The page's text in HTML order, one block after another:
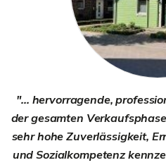
"... hervorragende,
der gesamten
sehr hohe Zuverlässigkeit,
und Sozialkompetenz